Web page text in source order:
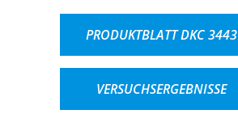
PRODUKTBLATT DKC 3443
VERSUCHSERGEBNISSE